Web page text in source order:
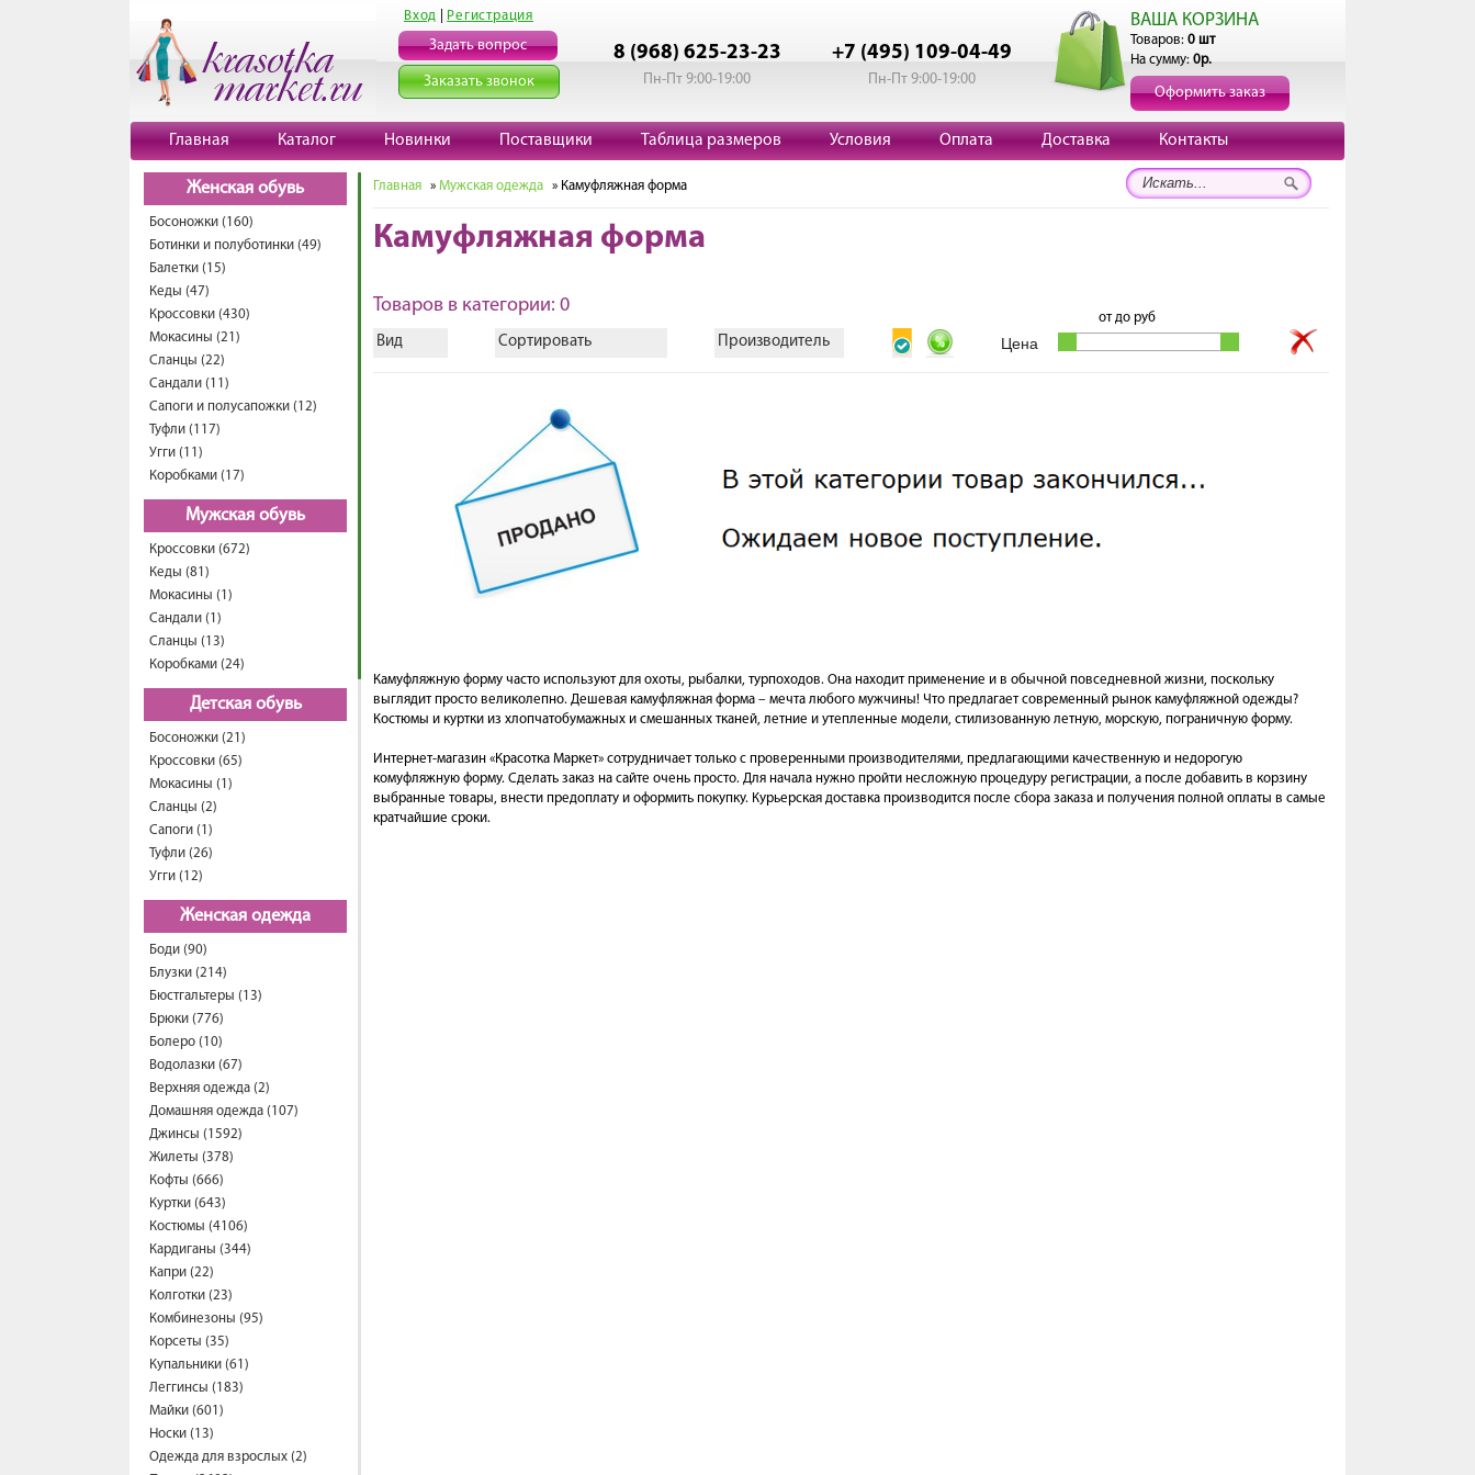
Вход Регистрация
Задать вопрос
Заказать звонок
8 (968) 625-23-23
Пн-Пт 9:00-19:00
+7 (495) 109-04-49
Пн-Пт 9:00-19:00
ВАША КОРЗИНА
Товаров: 0 шт
На сумму: 0р.
Оформить заказ
Главная Каталог Новинки Поставщики Таблица размеров Условия Оплата Доставка Контакты
Женская обувь
Босоножки (160)
Ботинки и полуботинки (49)
Балетки (15)
Кеды (47)
Кроссовки (430)
Мокасины (21)
Сланцы (22)
Сандали (11)
Сапоги и полусапожки (12)
Туфли (117)
Угги (11)
Коробками (17)
Мужская обувь
Кроссовки (672)
Кеды (81)
Мокасины (1)
Сандали (1)
Сланцы (13)
Коробками (24)
Детская обувь
Босоножки (21)
Кроссовки (65)
Мокасины (1)
Сланцы (2)
Сапоги (1)
Туфли (26)
Угги (12)
Женская одежда
Боди (90)
Блузки (214)
Бюстгальтеры (13)
Брюки (776)
Болеро (10)
Водолазки (67)
Верхняя одежда (2)
Домашняя одежда (107)
Джинсы (1592)
Жилеты (378)
Кофты (666)
Куртки (643)
Костюмы (4106)
Кардиганы (344)
Капри (22)
Колготки (23)
Комбинезоны (95)
Корсеты (35)
Купальники (61)
Леггинсы (183)
Майки (601)
Носки (13)
Одежда для взрослых (2)
Главная » Мужская одежда » Камуфляжная форма
Камуфляжная форма
Товаров в категории: 0
Вид Сортировать Производитель
отдо руб
Камуфляжную форму часто используют для охоты, рыбалки, турпоходов. Она находит применение и в обычной повседневной жизни, поскольку
выглядит просто великолепно. Дешевая камуфляжная форма – мечта любого мужчины! Что предлагает современный рынок камуфляжной одежды?
Костюмы и куртки из хлопчатобумажных и смешанных тканей, летние и утепленные модели, стилизованную летную, морскую, пограничную форму.
Интернет-магазин «Красотка Маркет» сотрудничает только с проверенными производителями, предлагающими качественную и недорогую
комуфляжную форму. Сделать заказ на сайте очень просто. Для начала нужно пройти несложную процедуру регистрации, а после добавить в корзину
выбранные товары, внести предоплату и оформить покупку. Курьерская доставка производится после сбора заказа и получения полной оплаты в самые
кратчайшие сроки.